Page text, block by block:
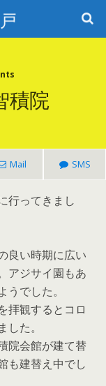
積院
Mail SMS
行ってきまし
良い時期に広い
アジサイ園もあ
でした。
拝観するとコロ
た。
院会館が建て替
も建替え中でし